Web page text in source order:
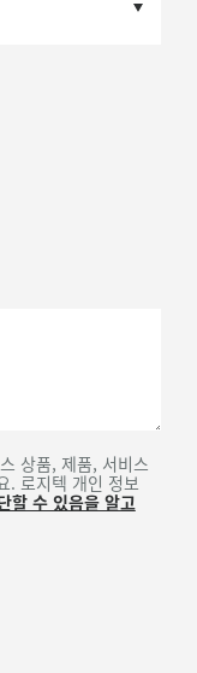
상품, 제품, 서비스
. 로지텍 개인 정보
할 수 있음을 알고